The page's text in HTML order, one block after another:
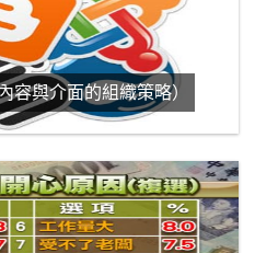
與介面的組織策略）